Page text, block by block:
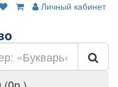
Личный кабинет